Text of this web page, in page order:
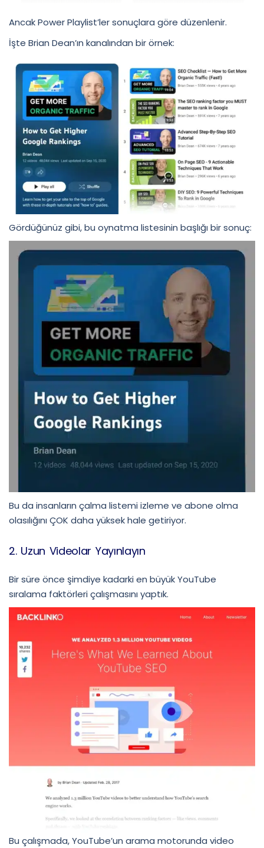
Ancak Power Playlist’ler sonuçlara göre düzenlenir.
İşte Brian Dean’ın kanalından bir örnek:
Gördüğünüz gibi, bu oynatma listesinin başlığı bir sonuç:
Bu da insanların çalma listemi izleme ve abone olma
olasılığını ÇOK daha yüksek hale getiriyor.
2. Uzun Videolar Yayınlayın
Bir süre önce şimdiye kadarki en büyük YouTube
sıralama faktörleri çalışmasını yaptık.
Bu çalışmada, YouTube’un arama motorunda video